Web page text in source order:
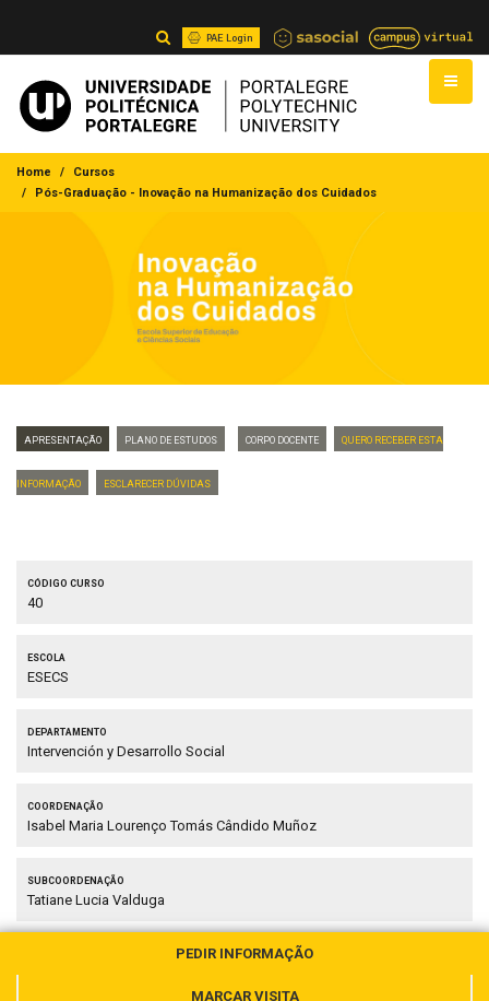
PAE Login
Home
Cursos
Pós-Graduação - Inovação na Humanização dos Cuidados
Apresentação Plano de Estudos Corpo Docente Quero Receber Esta
Informação Esclarecer dúvidas
Código curso
40
Escola
ESECS
Departamento
Intervención y Desarrollo Social
Coordenação
Isabel Maria Lourenço Tomás Cândido Muñoz
Subcoordenação
Tatiane Lucia Valduga
PEDIR INFORMAÇÃO
MARCAR VISITA